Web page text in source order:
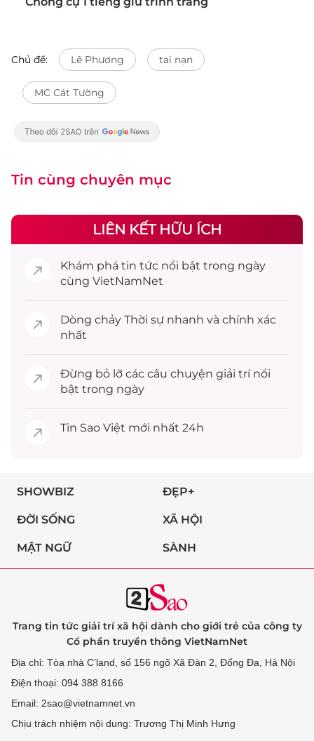
Chủ đề: Lê Phương tai nạn
MC Cát Tường
Tin cùng chuyên mục
LIÊN KẾT HỮU ÍCH
Khám phá tin tức nổi bật trong ngày
cùng VietNamNet
Dòng chảy Thời sự nhanh và chính xác
nhất
Đừng bỏ lỡ các câu chuyện giải trínổi
bật trong ngày
Tin Sao Việt mới nhất 24h
SHOWBIZ ĐẸP+
ĐỜI SỐNG XÃ HỘI
MẬT NGỮ SÀNH
Trang tin tức giải trí xã hội dành cho giới trẻ của công ty
Cổ phần truyền thông VietNamNet
Địa chỉ: Tòa nhà C’land, số 156 ngõ Xã Đàn 2, Đống Đa, Hà Nội
Điện thoại: 094 388 8166
Email: 2sao@vietnamnet.vn
Chịu trách nhiệm nội dung: Trương Thị Minh Hưng